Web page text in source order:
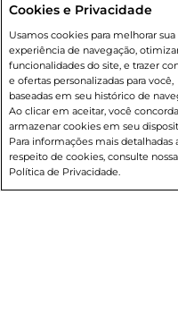
Rio de Janeiro (RJ)
Caso queira comprar
suas compras:
Entrega em casa
prévio. O valor mínimo
80,00.
© 2026
Cookies e Privacidade
Usamos cookies para melhorar sua
experiência de navegação,
funcionalidades do site, e trazer
e ofertas personalizadas para você,
baseadas em seu histórico de
Ao clicar em aceitar, você
armazenar cookies em seu
Para informações mais detalhadas
respeito de cookies, consulte nossa
Política de Privacidade.